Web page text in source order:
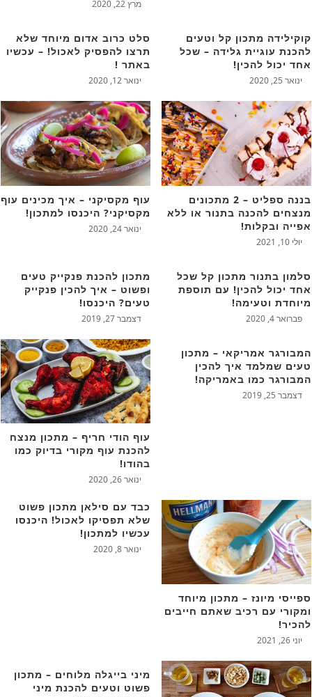
מרץ 22, 2020
קוקילידה מתכון קל וטעים
להכנת עוגיית גלידה – שכל
אחד יכול להכין!
ינואר 25, 2020
סלט כרוב אדום מיוחד שלא
תרצו להפסיק לאכול! – עכשיו
באתר !
ינואר 12, 2020
בננה ספליט – 2 מתכונים
מנצחים להכנה בתנור או ללא
אפייה ובקלות!
יולי 10, 2021
עוף מקסיקני – איך מכינים עוף
מקסיקני? היכנסו למתכון!
ינואר 24, 2020
סלמון בתנור מתכון קל שכל
אחד יכול להכין! עם תוספת
מיוחדת וטעימה!
פברואר 4, 2020
מתכון להכנת פנקייק טעים
ופשוט – איך להכין פנקייק
טעים? היכנסו!
דצמבר 27, 2019
המבורגר אמריקאי – מתכון
טעים שמלמד איך להכין
המבורגר כמו באמריקה!
דצמבר 25, 2019
עוף הודי חריף – מתכון מנצח
להכנת עוף מקורי בדיוק כמו
בהודו!
ינואר 26, 2020
ספייסי מיונז – מתכון מיוחד
ומקורי עם רכיב שאתם חייבים
להכיר!
יוני 26, 2021
כבד עם סילאן מתכון פשוט
שלא תפסיקו לאכול! היכנסו
עכשיו למתכון!
ינואר 8, 2020
מיני בייגלה מלוחים – מתכון
פשוט וטעים להכנת מיני